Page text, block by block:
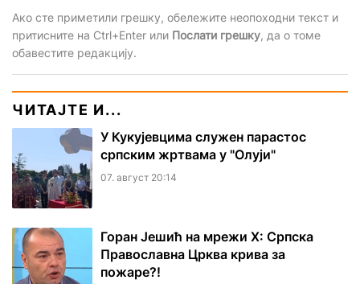
Ако сте приметили грешку, обележите неопоходни текст и
притисните на Ctrl+Enter или Послати грешку, да о томе
обавестите редакцију.
ЧИТАЈТЕ И...
У Кукујевцима служен парастос
српским жртвама у "Олуји"
07. август 20:14
Горан Јешић на мрежи Х: Српска
Православна Црква крива за
пожаре?!